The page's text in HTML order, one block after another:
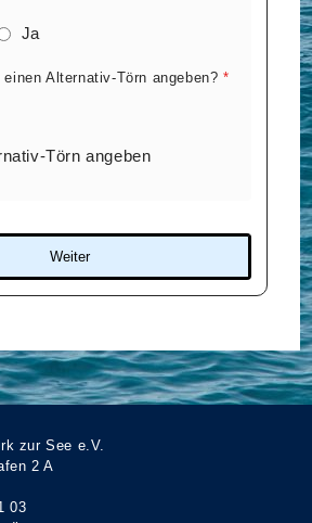
Ja
einen Alternativ-Törn angeben?*
Törn angeben
Weiter
zur See e.V.
2 A
03